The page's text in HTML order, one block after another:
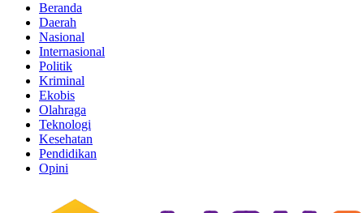
Beranda
Daerah
Nasional
Internasional
Politik
Kriminal
Ekobis
Olahraga
Teknologi
Kesehatan
Pendidikan
Opini